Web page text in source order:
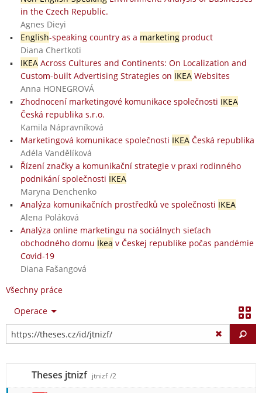
in the Czech Republic.
Agnes Dieyi
English-speaking country as a marketingproduct
Diana Chertkoti
IKEAAcross Cultures and Continents: On Localization and
Custom-built Advertising Strategies on IKEAWebsites
Anna HONEGROVÁ
Zhodnocení marketingové komunikace společnosti IKEA
Česká republika s.r.o.
Kamila Nápravníková
Marketingová komunikace společnosti IKEAČeská republika
Adéla Vandělíková
Řízení značky a komunikační strategie v praxi rodinného
podnikání společnosti IKEA
Maryna Denchenko
Analýza komunikačních prostředků ve společnosti IKEA
Alena Poláková
Analýza online marketingu na sociálnych sieťach
obchodného domu Ikea v Českej republike počas pandémie
Covid-19
Diana Fašangová
Všechny práce
Operace
Theses jtnizf jtnizf /2